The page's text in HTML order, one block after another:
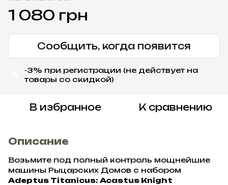
1 080 грн
Сообщить, когда появится
-3% при регистрации (не действует на
товары со скидкой)
В избранное К сравнению
Описание
Возьмите под полный контроль мощнейшие
машины Рыцарских Домов с набором
Adeptus Titanicus: Acastus Knight